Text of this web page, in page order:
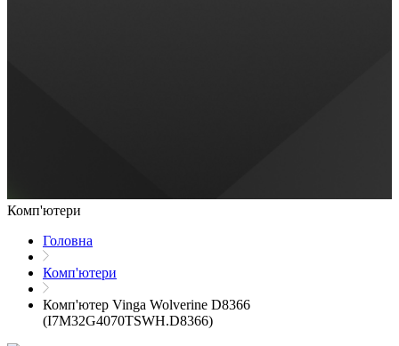
Комп'ютери
Головна
Комп'ютери
Комп'ютер Vinga Wolverine D8366
(I7M32G4070TSWH.D8366)